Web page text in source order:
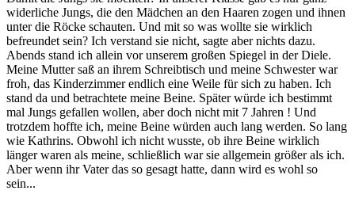
widerliche Jungs, die den Mädchen an den Haaren zogen und ihnen
unter die Röcke schauten. Und mit so was wollte sie wirklich
befreundet sein? Ich verstand sie nicht, sagte aber nichts dazu.
Abends stand ich allein vor unserem großen Spiegel in der Diele.
Meine Mutter saß an ihrem Schreibtisch und meine Schwester war
froh, das Kinderzimmer endlich eine Weile für sich zu haben. Ich
stand da und betrachtete meine Beine. Später würde ich bestimmt
mal Jungs gefallen wollen, aber doch nicht mit 7 Jahren ! Und
trotzdem hoffte ich, meine Beine würden auch lang werden. So lang
wie Kathrins. Obwohl ich nicht wusste, ob ihre Beine wirklich
länger waren als meine, schließlich war sie allgemein größer als ich.
Aber wenn ihr Vater das so gesagt hatte, dann wird es wohl so
sein...